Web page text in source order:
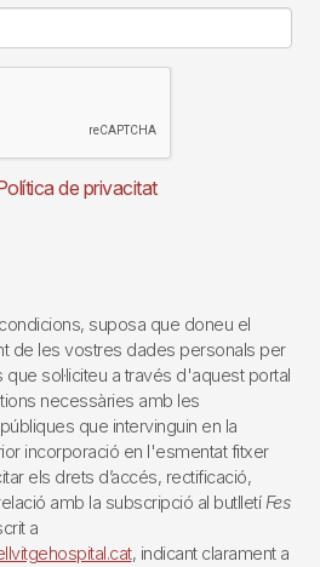
de privacitat
suposa que doneu el
de les vostres dades personals per
sol·liciteu a través d'aquest portal
necessàries amb les
que intervinguin en la
incorporació en l'esmentat fitxer
els drets d’accés, rectificació,
amb la subscripció al butlletíFes
a
, indicant clarament a